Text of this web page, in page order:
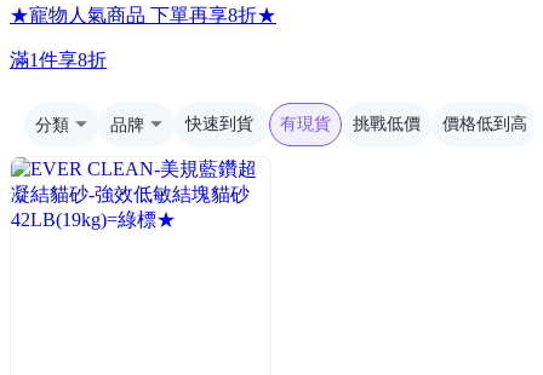
★寵物人氣商品 下單再享8折★
滿1件享8折
分類 品牌 快速到貨 有現貨 挑戰低價 價格低到高